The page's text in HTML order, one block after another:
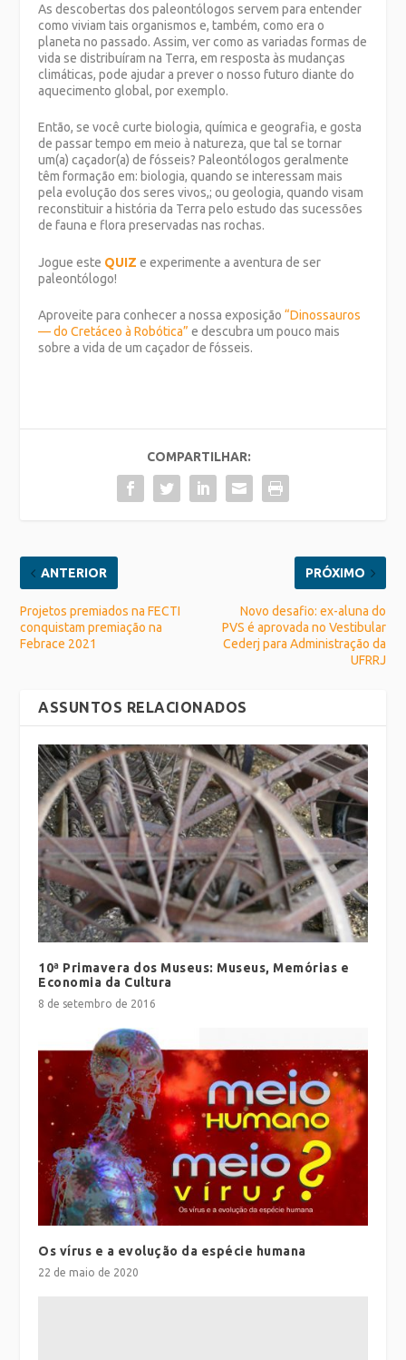
As descobertas dos paleontólogos servem para entender
como viviam tais organismos e, também, como era o
planeta no passado. Assim, ver como as variadas formas de
vida se distribuíram na Terra, em resposta às mudanças
climáticas, pode ajudar a prever o nosso futuro diante do
aquecimento global, por exemplo.
Então, se você curte biologia, química e geografia, e gosta
de passar tempo em meio à natureza, que tal se tornar
um(a) caçador(a) de fósseis? Paleontólogos geralmente
têm formação em: biologia, quando se interessam mais
pela evolução dos seres vivos,; ou geologia, quando visam
reconstituir a história da Terra pelo estudo das sucessões
de fauna e flora preservadas nas rochas.
Jogue este QUIZ e experimente a aventura de ser
paleontólogo!
Aproveite para conhecer a nossa exposição“Dinossauros
— do Cretáceo à Robótica” e descubra um pouco mais
sobre a vida de um caçador de fósseis.
COMPARTILHAR:
ANTERIOR
Projetos premiados na FECTI
conquistam premiação na
Febrace 2021
PRÓXIMO
Novo desafio: ex-aluna do
PVS é aprovada no Vestibular
Cederj para Administração da
UFRRJ
ASSUNTOS RELACIONADOS
10ª Primavera dos Museus: Museus, Memórias e
Economia da Cultura
8 de setembro de 2016
Os vírus e a evolução da espécie humana
22 de maio de 2020